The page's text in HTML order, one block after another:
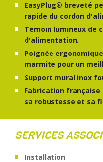
EasyPlug® breveté
rapide du cordon
Témoin lumineux de
d'alimentation.
Poignée
marmite pour un
Support mural inox
Fabrication française
sa robustesse et sa
SERVICES
Installation